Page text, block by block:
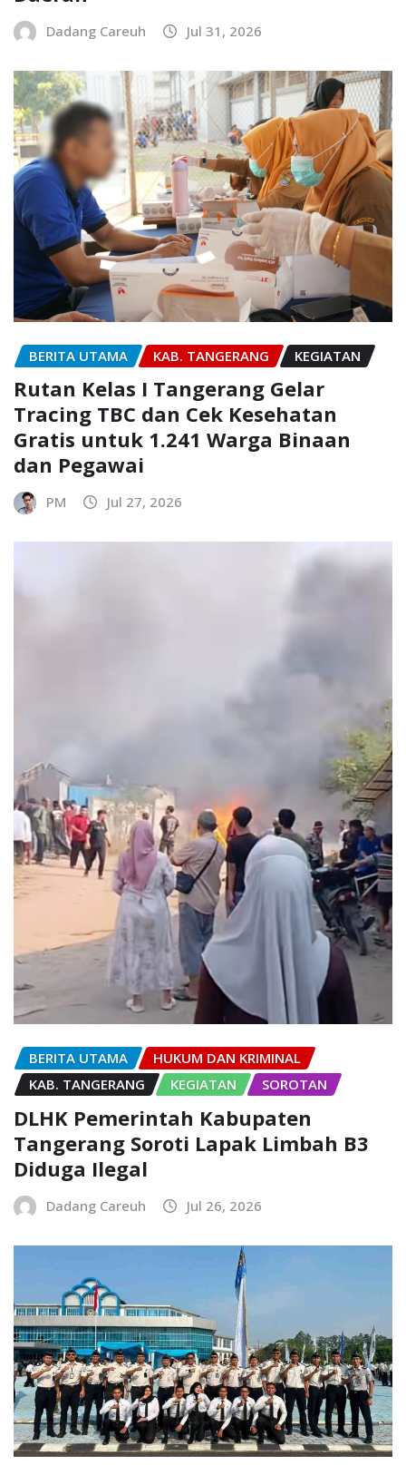
Dadang Careuh Jul 31, 2026
BERITA UTAMA KAB. TANGERANG KEGIATAN
Rutan Kelas I Tangerang Gelar
Tracing TBC dan Cek Kesehatan
Gratis untuk 1.241 Warga Binaan
dan Pegawai
PM Jul 27, 2026
BERITA UTAMA
HUKUM DAN KRIMINAL
KAB. TANGERANG
KEGIATAN SOROTAN
DLHK Pemerintah Kabupaten
Tangerang Soroti Lapak Limbah B3
Diduga Ilegal
Dadang Careuh Jul 26, 2026